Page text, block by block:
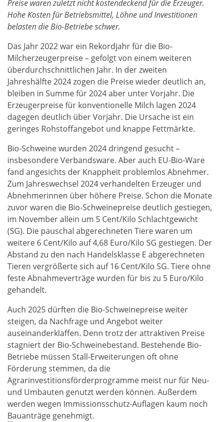
Preise waren zuletzt nicht kostendeckend für die Erzeuger.
Hohe Kosten für Betriebsmittel, Löhne und Investitionen
belasten die Bio-Betriebe schwer.
Das Jahr 2022 war ein Rekordjahr für die Bio-
Milcherzeugerpreise – gefolgt von einem weiteren
überdurchschnittlichen Jahr. In der zweiten
Jahreshälfte 2024 zogen die Preise wieder deutlich an,
bleiben in Summe für 2024 aber unter Vorjahr. Die
Erzeugerpreise für konventionelle Milch lagen 2024
dagegen deutlich über Vorjahr. Die Ursache ist ein
geringes Rohstoffangebot und knappe Fettmärkte.
Bio-Schweine wurden 2024 dringend gesucht –
insbesondere Verbandsware. Aber auch EU-Bio-Ware
fand angesichts der Knappheit problemlos Abnehmer.
Zum Jahreswechsel 2024 verhandelten Erzeuger und
Abnehmerinnen über höhere Preise. Schon die Monate
zuvor waren die Bio-Schweinepreise deutlich gestiegen,
im November allein um 5 Cent/Kilo Schlachtgewicht
(SG). Die pauschal abgerechneten Tiere waren um
weitere 6 Cent/Kilo auf 4,68 Euro/Kilo SG gestiegen. Der
Abstand zu den nach Handelsklasse E abgerechneten
Tieren vergrößerte sich auf 16 Cent/Kilo SG. Tiere ohne
feste Abnahmeverträge wurden für bis zu 5 Euro/Kilo
gehandelt.
Auch 2025 dürften die Bio-Schweinepreise weiter
steigen, da Nachfrage und Angebot weiter
auseinanderklaffen. Denn trotz der attraktiven Preise
stagniert der Bio-Schweinebestand. Bestehende Bio-
Betriebe müssen Stall-Erweiterungen oft ohne
Förderung stemmen, da die
Agrarinvestitionsförderprogramme meist nur für Neu-
und Umbauten genutzt werden können. Außerdem
werden wegen Immissionsschutz-Auflagen kaum noch
Bauanträge genehmigt.